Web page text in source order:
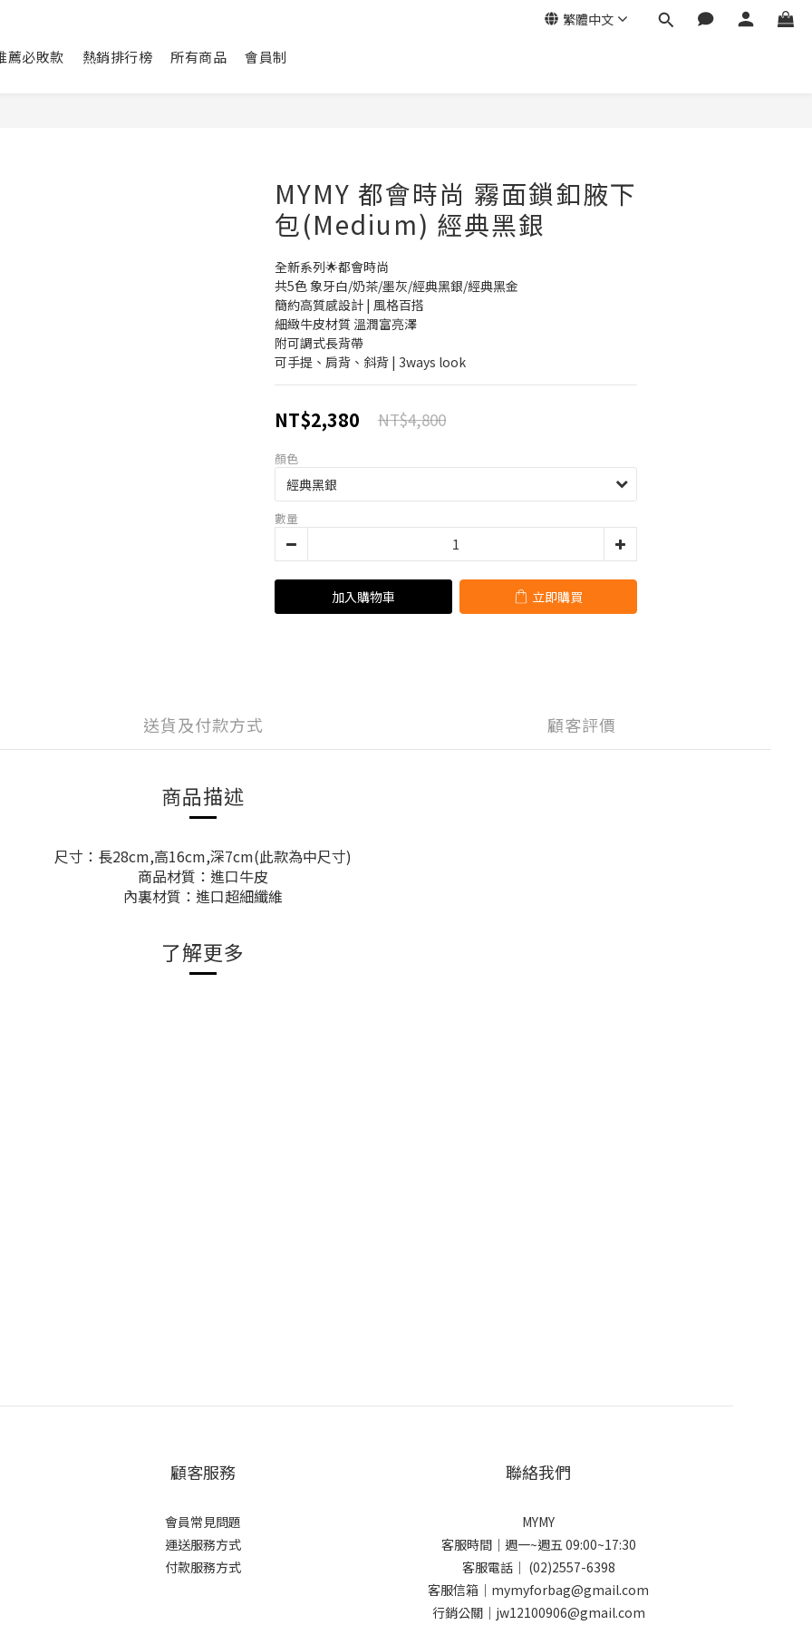
繁體中文
薦必敗款 熱銷排行榜 所有商品 會員制
MYMY 都會時尚 霧面鎖釦腋下
包(Medium) 經典黑銀
全新系列🌟都會時尚
共5色 象牙白/奶茶/墨灰/經典黑銀/經典黑金
簡約高質感設計 | 風格百搭
細緻牛皮材質 溫潤富亮澤
附可調式長背帶
可手提、肩背、斜背 | 3ways look
NT$2,380 NT$4,800
顏色
數量
加入購物車 立即購買
送貨及付款方式 顧客評價
商品描述
尺寸：長28cm,高16cm,深7cm(此款為中尺寸)
商品材質：進口牛皮
內裏材質：進口超細纖維
了解更多
顧客服務
會員常見問題
運送服務方式
付款服務方式
聯絡我們
MYMY
客服時間｜週一~週五 09:00~17:30
客服電話｜ (02)2557-6398
客服信箱｜mymyforbag@gmail.com
行銷公關｜jw12100906@gmail.com